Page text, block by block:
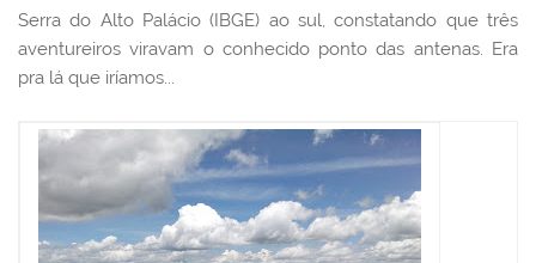
Serra do Alto Palácio (IBGE) ao sul, constatando que três
aventureiros viravam o conhecido ponto das antenas. Era
pra lá que iríamos...